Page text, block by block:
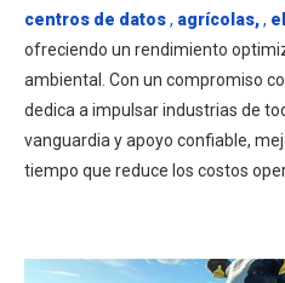
centros de datos, agrícolas,,
ofreciendo un rendimiento
ambiental. Con un compromiso
dedica a impulsar industrias de
vanguardia y apoyo confiable,
tiempo que reduce los costos